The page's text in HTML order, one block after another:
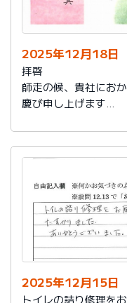
2025年12月18日
拝啓
師走の候、貴社にお
慶び申し上げます
ざいました。
また、本日は心のこ
縁があり、この度の
し、中田様、渡辺様
て、毎日快適に暮ら
した。
今後は、このような
こらず、小さな小さ
の折は中田様、渡辺
おります。とても素
寒さもひとしお厳し
2025年12月15日
トイレの詰り修理を